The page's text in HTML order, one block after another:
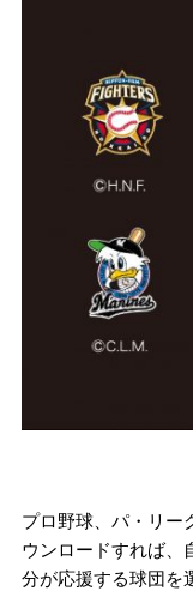
プロ野球、パ・リー
ウンロードすれば、
分が応援する球団を